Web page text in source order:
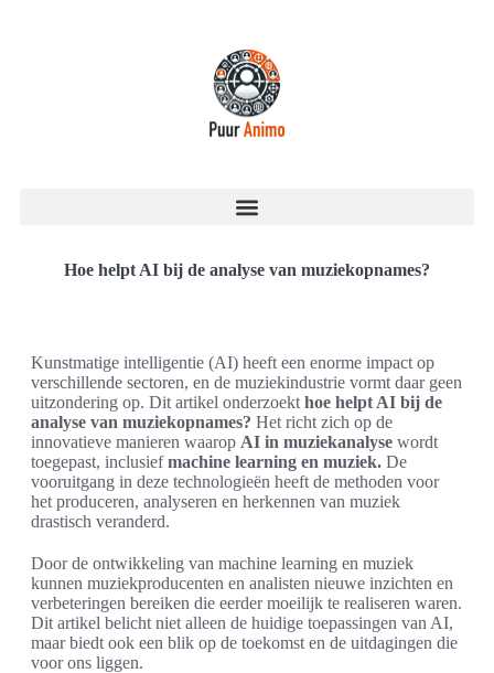
Hoe helpt AI bij de analyse van muziekopnames?
Kunstmatige intelligentie (AI) heeft een enorme impact op
verschillende sectoren, en de muziekindustrie vormt daar geen
uitzondering op. Dit artikel onderzoekt hoe helpt AI bij de
analyse van muziekopnames? Het richt zich op de
innovatieve manieren waarop AI in muziekanalyse wordt
toegepast, inclusiefmachine learning en muziek. De
vooruitgang in deze technologieën heeft de methoden voor
het produceren, analyseren en herkennen van muziek
drastisch veranderd.
Door de ontwikkeling van machine learning en muziek
kunnen muziekproducenten en analisten nieuwe inzichten en
verbeteringen bereiken die eerder moeilijk te realiseren waren.
Dit artikel belicht niet alleen de huidige toepassingen van AI,
maar biedt ook een blik op de toekomst en de uitdagingen die
voor ons liggen.